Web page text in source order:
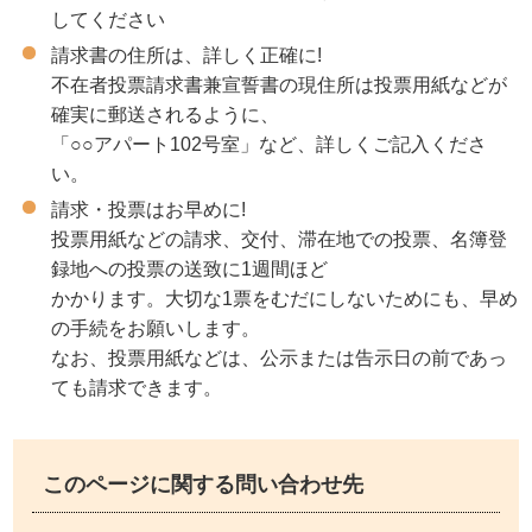
してください
請求書の住所は、詳しく正確に!
不在者投票請求書兼宣誓書の現住所は投票用紙などが
確実に郵送されるように、
「○○アパート102号室」など、詳しくご記入くださ
い。
請求・投票はお早めに!
投票用紙などの請求、交付、滞在地での投票、名簿登
録地への投票の送致に1週間ほど
かかります。大切な1票をむだにしないためにも、早め
の手続をお願いします。
なお、投票用紙などは、公示または告示日の前であっ
ても請求できます。
このページに関する問い合わせ先